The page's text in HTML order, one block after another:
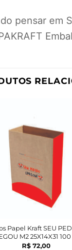
pensar em
Papel Kraft SEU
M2 25X14X31
R$72,00